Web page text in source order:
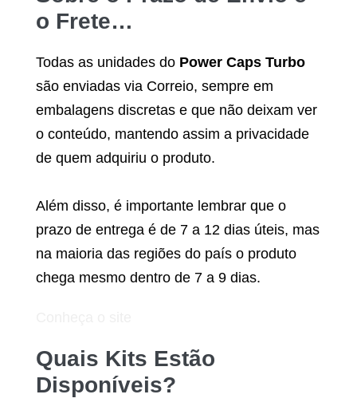
o Frete…
Todas as unidades do Power Caps Turbo
são enviadas via Correio, sempre em
embalagens discretas e que não deixam ver
o conteúdo, mantendo assim a privacidade
de quem adquiriu o produto.
Além disso, é importante lembrar que o
prazo de entrega é de 7 a 12 dias úteis, mas
na maioria das regiões do país o produto
chega mesmo dentro de 7 a 9 dias.
Quais Kits Estão
Disponíveis?